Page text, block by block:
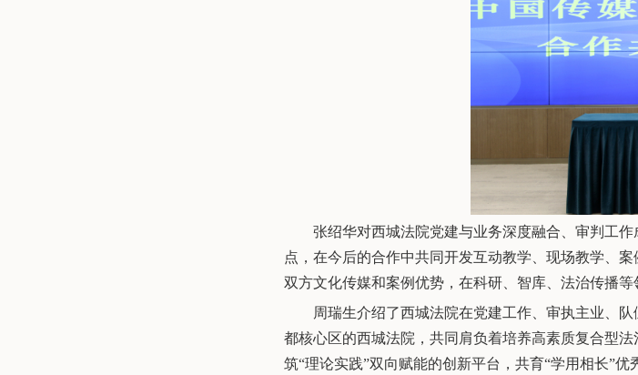
张绍华对西城法院党建与业务深度融合、审判工
点，在今后的合作中共同开发互动教学、现场教学、
双方文化传媒和案例优势，在科研、智库、法治传播等
周瑞生介绍了西城法院在党建工作、审执主业、
都核心区的西城法院，共同肩负着培养高素质复合型
筑“理论实践”双向赋能的创新平台，共育“学用相长”